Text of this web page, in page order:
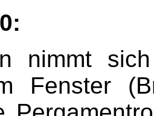
nimmt
Fenster